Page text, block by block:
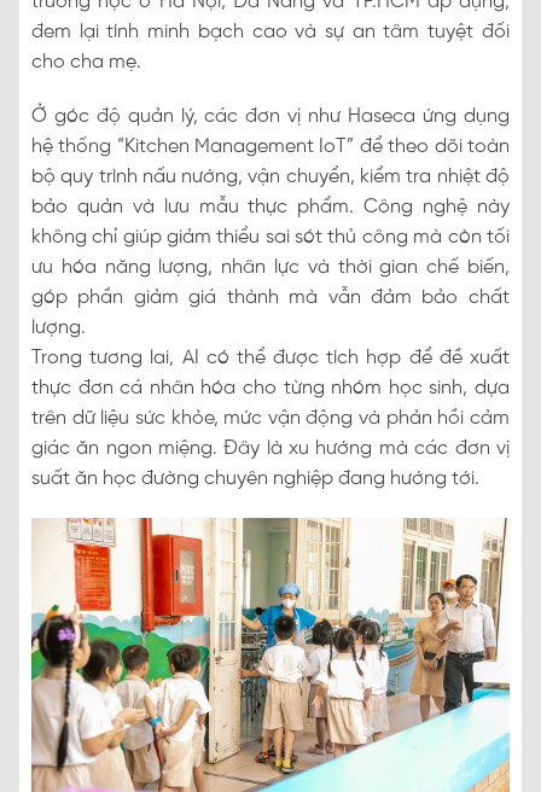
đem lại tính minh bạch cao và sự an tâm tuyệt đối
cho cha mẹ.
Ở góc độ quản lý, các đơn vị như Haseca ứng dụng
hệ thống “Kitchen Management IoT” để theo dõi toàn
bộ quy trình nấu nướng, vận chuyển, kiểm tra nhiệt độ
bảo quản và lưu mẫu thực phẩm. Công nghệ này
không chỉ giúp giảm thiểu sai sót thủ công mà còn tối
ưu hóa năng lượng, nhân lực và thời gian chế biến,
góp phần giảm giá thành mà vẫn đảm bảo chất
lượng.
Trong tương lai, AI có thể được tích hợp để đề xuất
thực đơn cá nhân hóa cho từng nhóm học sinh, dựa
trên dữ liệu sức khỏe, mức vận động và phản hồi cảm
giác ăn ngon miệng. Đây là xu hướng mà các đơn vị
suất ăn học đường chuyên nghiệp đang hướng tới.